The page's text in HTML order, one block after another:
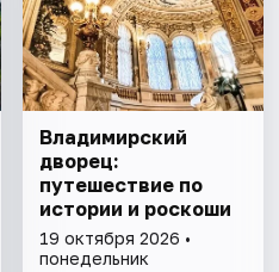
Владимирский
дворец:
путешествие по
истории и роскоши
19 октября 2026 •
понедельник